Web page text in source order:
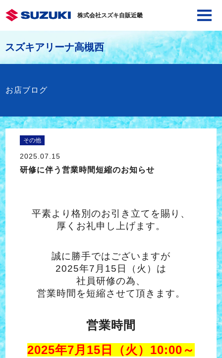
株式会社スズキ自販近畿
スズキアリーナ高槻西
お店ブログ
その他
2025.07.15
研修に伴う営業時間短縮のお知らせ
平素より格別のお引き立てを賜り、
厚くお礼申し上げます。
誠に勝手ではございますが
2025年7月15日（火）は
社員研修の為、
営業時間を短縮させて頂きます。
営業時間
2025年7月15日（火）10:00～